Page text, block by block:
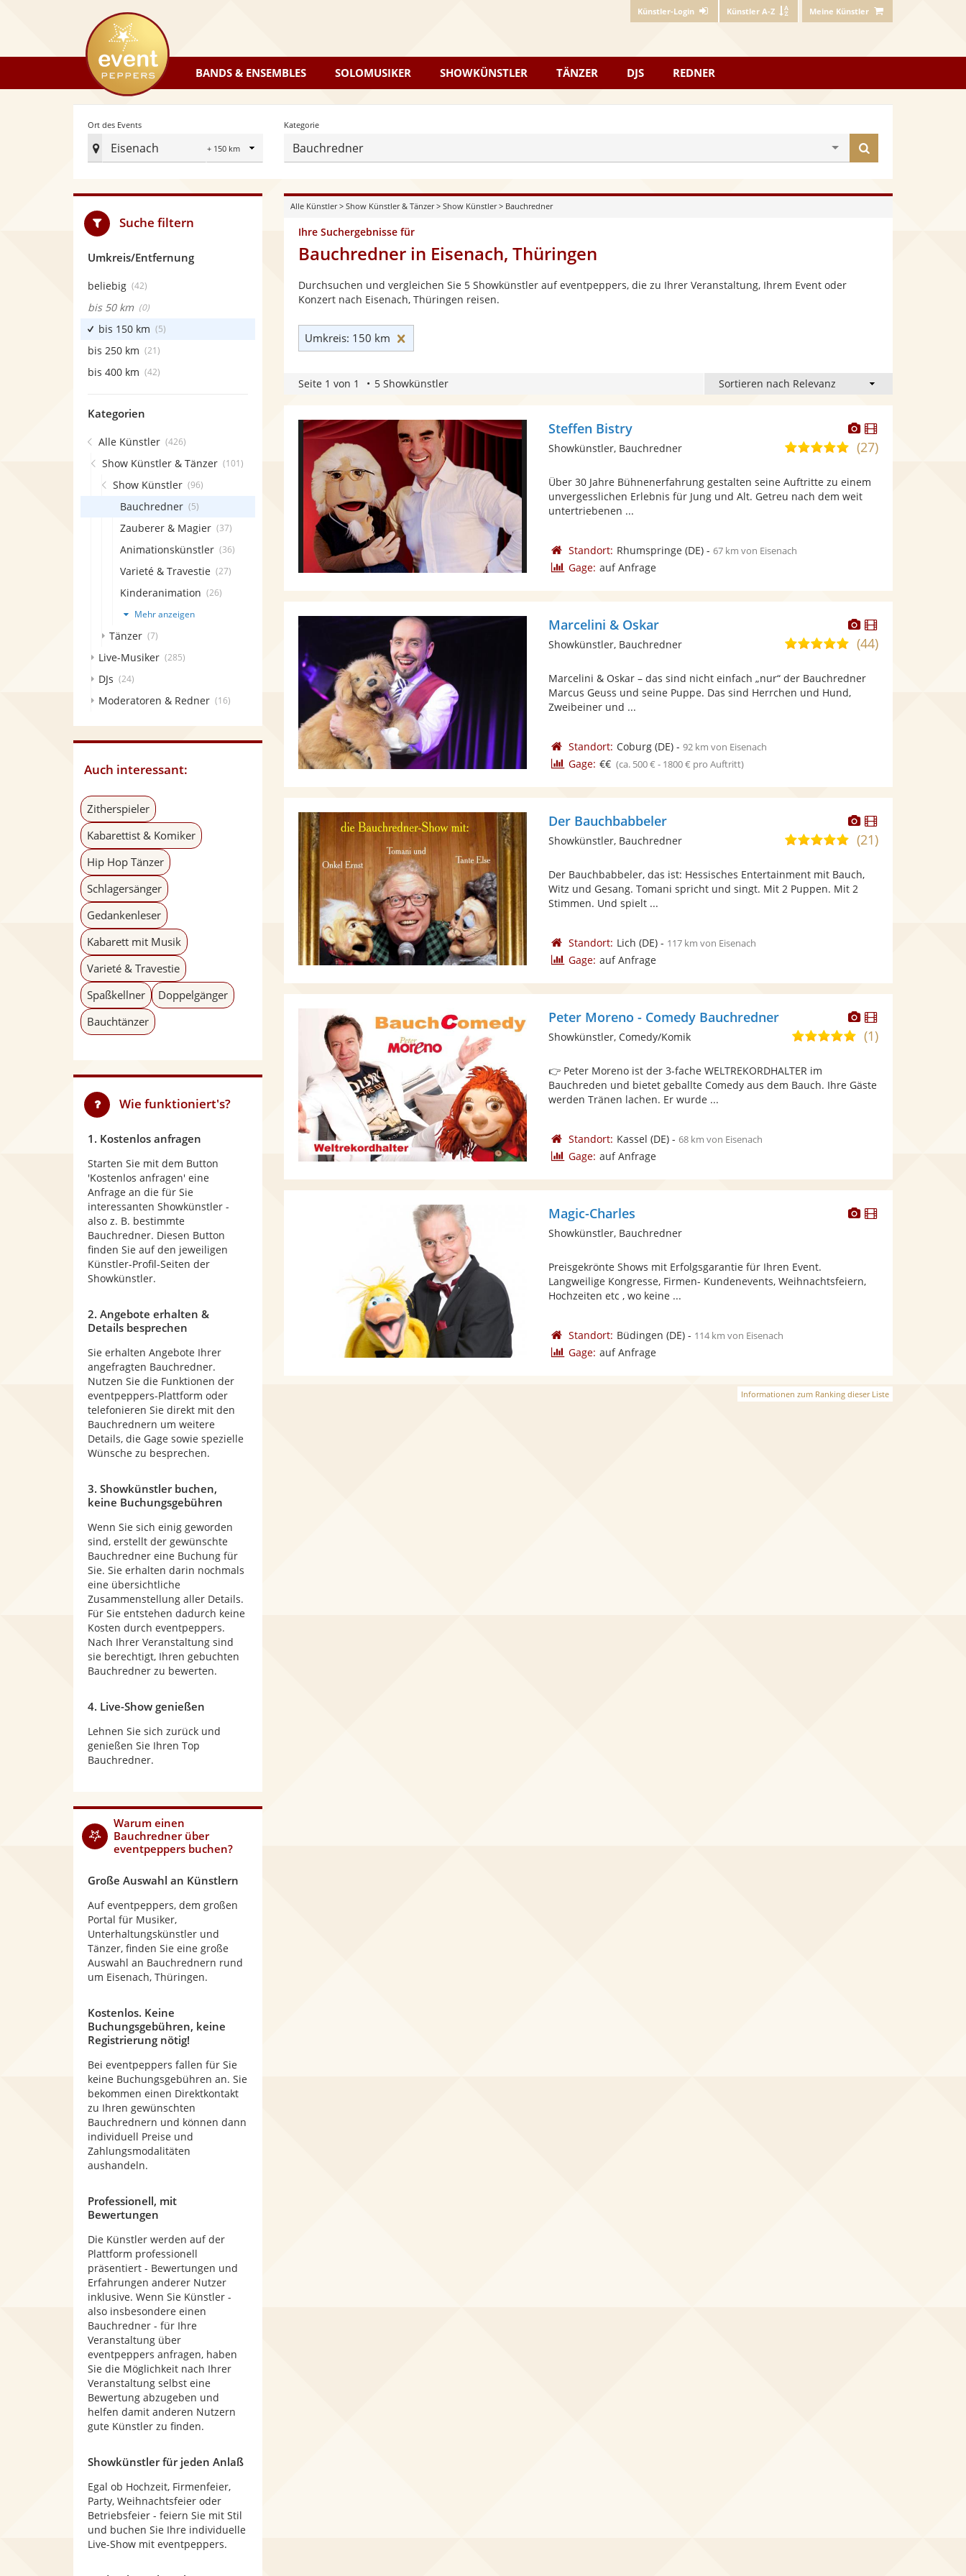
Künstler-Login Künstler A-Z Meine Künstler
eventpeppers
BANDS & ENSEMBLES SOLOMUSIKER SHOWKÜNSTLER TÄNZER DJS REDNER
Ort des Events
Eisenach
Radius
Ort
Events
festlegen
Kategorie
Bauchredner
finden
Alle Künstler> Show Künstler & Tänzer> Show Künstler> Bauchredner
Ihre Suchergebnisse für
Bauchredner in Eisenach, Thüringen
Durchsuchen und vergleichen Sie 5 Showkünstler auf eventpeppers, die zu Ihrer Veranstaltung, Ihrem Event oder
Konzert nach Eisenach, Thüringen reisen.
Umkreis: 150 km
Seite 1 von 1 5 Showkünstler
Dieser
Künstler
stellt
bereit.
Dieser
Künstler
Steffen Bistry
5,0
5
Sternen
(27)
Showkünstler, Bauchredner
Über 30 Jahre Bühnenerfahrung gestalten seine Auftritte zu einem
unvergesslichen Erlebnis für Jung und Alt. Getreu nach dem weit
untertriebenen ...
Standort: Rhumspringe(DE)- 67 km von Eisenach
Gage: auf Anfrage
Dieser
Künstler
stellt
bereit.
Dieser
Künstler
Marcelini & Oskar
5,0
5
Sternen
(44)
Showkünstler, Bauchredner
Marcelini & Oskar – das sind nicht einfach „nur“ der Bauchredner
Marcus Geuss und seine Puppe. Das sind Herrchen und Hund,
Zweibeiner und ...
Standort: Coburg(DE)- 92 km von Eisenach
Gage: €€ (ca. 500 € - 1800 € pro Auftritt)
Dieser
Künstler
stellt
bereit.
Dieser
Künstler
Der Bauchbabbeler
4,9
5
Sternen
(21)
Showkünstler, Bauchredner
Der Bauchbabbeler, das ist: Hessisches Entertainment mit Bauch,
Witz und Gesang. Tomani spricht und singt. Mit 2 Puppen. Mit 2
Stimmen. Und spielt ...
Standort: Lich (DE)- 117 km von Eisenach
Gage: auf Anfrage
Dieser
Künstler
stellt
bereit.
Dieser
Künstler
Peter Moreno - Comedy Bauchredner
5,0
Sternen
(1)
Showkünstler, Comedy/Komik
👉 Peter Moreno ist der 3-fache WELTREKORDHALTER im
Bauchreden und bietet geballte Comedy aus dem Bauch. Ihre Gäste
werden Tränen lachen. Er wurde ...
Standort: Kassel (DE)- 68 km von Eisenach
Gage: auf Anfrage
DieserDieser
Magic-Charles
Showkünstler, Bauchredner
Preisgekrönte Shows mit Erfolgsgarantie für Ihren Event.
Langweilige Kongresse, Firmen- Kundenevents, Weihnachtsfeiern,
Hochzeiten etc , wo keine ...
Standort: Büdingen (DE)- 114 km von Eisenach
Gage: auf Anfrage
Informationen zum Ranking dieser Liste
Suche filtern
Umkreis/Entfernung
beliebig (42)
bis 50 km (0)
bis 150 km (5)
bis 250 km (21)
bis 400 km (42)
Kategorien
Alle Künstler (426)
Show Künstler & Tänzer (101)
Show Künstler (96)
Bauchredner (5)
Zauberer & Magier (37)
Animationskünstler (36)
Varieté & Travestie (27)
Kinderanimation (26)
Mehr anzeigen
Tänzer (7)
Live-Musiker (285)
DJs (24)
Moderatoren & Redner (16)
Auch interessant:
Zitherspieler
Kabarettist & Komiker
Hip Hop Tänzer
Schlagersänger
Gedankenleser
Kabarett mit Musik
Varieté & Travestie
Spaßkellner
Doppelgänger
Bauchtänzer
Wie funktioniert's?
1. Kostenlos anfragen
Starten Sie mit dem Button
'Kostenlos anfragen' eine
Anfrage an die für Sie
interessanten Showkünstler -
also z. B. bestimmte
Bauchredner. Diesen Button
finden Sie auf den jeweiligen
Künstler-Profil-Seiten der
Showkünstler.
2. Angebote erhalten &
Details besprechen
Sie erhalten Angebote Ihrer
angefragten Bauchredner.
Nutzen Sie die Funktionen der
eventpeppers-Plattform oder
telefonieren Sie direkt mit den
Bauchrednern um weitere
Details, die Gage sowie spezielle
Wünsche zu besprechen.
3. Showkünstler buchen,
keine Buchungsgebühren
Wenn Sie sich einig geworden
sind, erstellt der gewünschte
Bauchredner eine Buchung für
Sie. Sie erhalten darin nochmals
eine übersichtliche
Zusammenstellung aller Details.
Für Sie entstehen dadurch keine
Kosten durch eventpeppers.
Nach Ihrer Veranstaltung sind
sie berechtigt, Ihren gebuchten
Bauchredner zu bewerten.
4. Live-Show genießen
Lehnen Sie sich zurück und
genießen Sie Ihren Top
Bauchredner.
Warum einen
Bauchrednerüber
eventpeppers buchen?
Große Auswahl an Künstlern
Auf eventpeppers, dem großen
Portal für Musiker,
Unterhaltungskünstler und
Tänzer, finden Sie eine große
Auswahl an Bauchrednern rund
um Eisenach, Thüringen.
Kostenlos. Keine
Buchungsgebühren, keine
Registrierung nötig!
Bei eventpeppers fallen für Sie
keine Buchungsgebühren an. Sie
bekommen einen Direktkontakt
zu Ihren gewünschten
Bauchrednern und können dann
individuell Preise und
Zahlungsmodalitäten
aushandeln.
Professionell, mit
Bewertungen
Die Künstler werden auf der
Plattform professionell
präsentiert - Bewertungen und
Erfahrungen anderer Nutzer
inklusive. Wenn Sie Künstler -
also insbesondere einen
Bauchredner - für Ihre
Veranstaltung über
eventpeppers anfragen, haben
Sie die Möglichkeit nach Ihrer
Veranstaltung selbst eine
Bewertung abzugeben und
helfen damit anderen Nutzern
gute Künstler zu finden.
Showkünstler für jeden Anlaß
Egal ob Hochzeit, Firmenfeier,
Party, Weihnachtsfeier oder
Betriebsfeier - feiern Sie mit Stil
und buchen Sie Ihre individuelle
Live-Show mit eventpeppers.